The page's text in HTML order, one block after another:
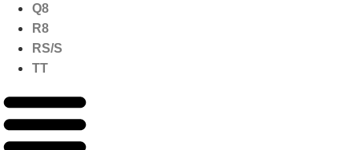
Q8
R8
RS/S
TT